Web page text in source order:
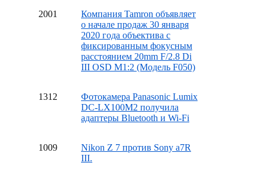
2001
Компания Tamron объявляет
о начале продаж 30 января
2020 года объектива с
фиксированным фокусным
расстоянием 20mm F/2.8 Di
III OSD M1:2 (Модель F050)
1312
Фотокамера Panasonic Lumix
DC-LX100M2 получила
адаптеры Bluetooth и Wi-Fi
1009
Nikon Z 7 против Sony a7R
III.